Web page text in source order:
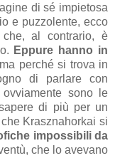
di sé impietosa
e puzzolente, ecco
al contrario, è
Eppure hanno in
perché si trova in
di parlare con
sono le
di più per un
Krasznahorkai si
impossibili da
che lo avevano